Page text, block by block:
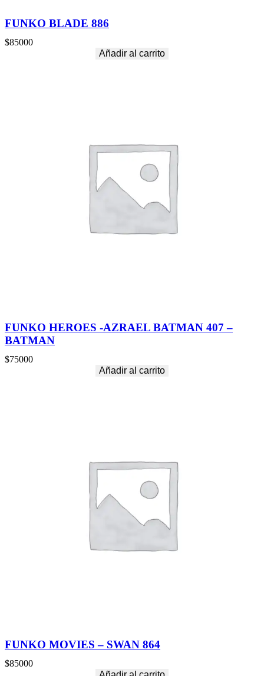
FUNKO BLADE 886
$85000
Añadir al carrito
FUNKO HEROES -AZRAEL BATMAN 407 –
BATMAN
$75000
Añadir al carrito
FUNKO MOVIES – SWAN 864
$85000